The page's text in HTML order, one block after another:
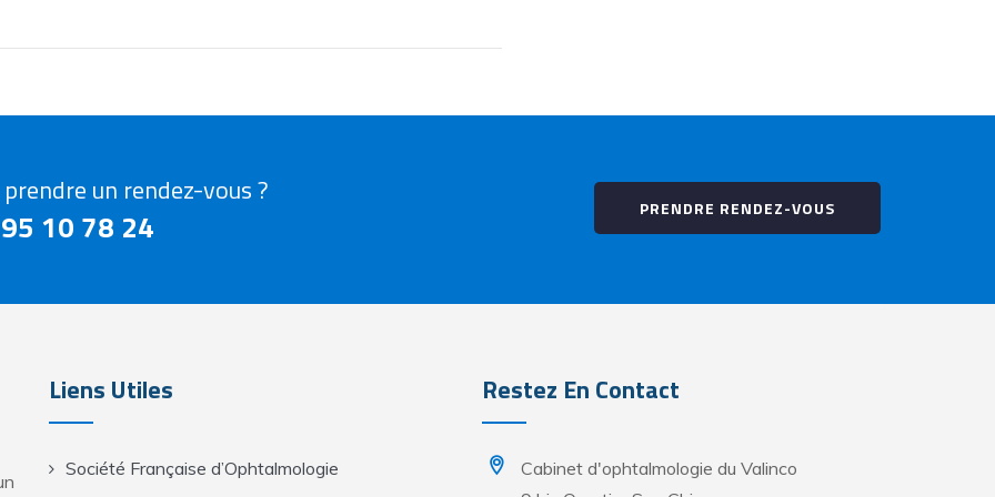
un rendez-vous ?
10 78 24 PRENDRE RENDEZ-VOUS
Liens Utiles
Société Française d’Ophtalmologie
Restez En Contact
Cabinet d'ophtalmologie du Valinco